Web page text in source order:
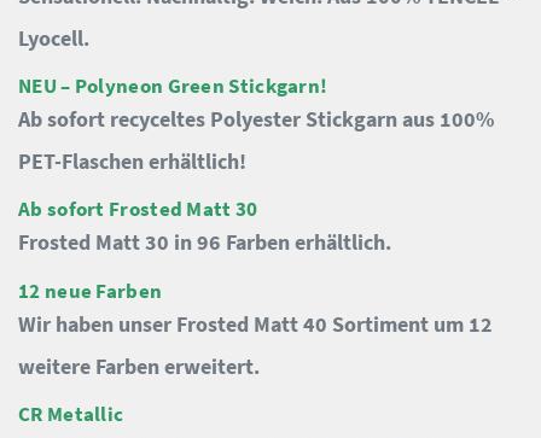
Lyocell.
NEU – Polyneon Green Stickgarn!
Ab sofort recyceltes Polyester Stickgarn aus 100%
PET-Flaschen erhältlich!
Ab sofort Frosted Matt 30
Frosted Matt 30 in 96 Farben erhältlich.
12 neue Farben
Wir haben unser Frosted Matt 40 Sortiment um 12
weitere Farben erweitert.
CR Metallic